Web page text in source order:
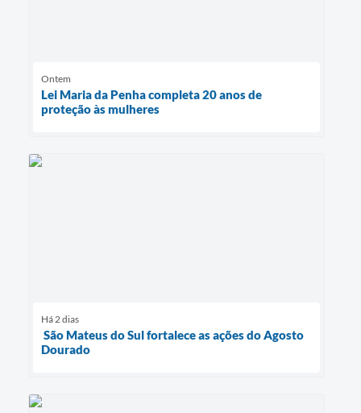
Ontem
Lei Maria da Penha completa 20 anos de
proteção às mulheres
Há 2 dias
São Mateus do Sul fortalece as ações do Agosto
Dourado